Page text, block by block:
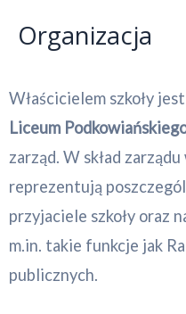
Organizacja
Właścicielem szkoły jest
Liceum
zarząd. W skład
reprezentują
przyjaciele szkoły oraz
m.in. takie funkcje jak
publicznych.